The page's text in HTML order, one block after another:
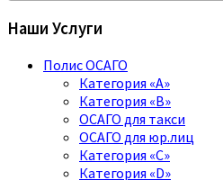
Наши Услуги
Полис ОСАГО
Категория «A»
Категория «B»
ОСАГО для такси
ОСАГО для юр.лиц
Категория «C»
Категория «D»